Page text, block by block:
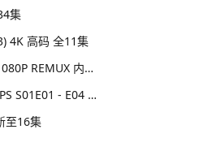
集
4K 高码 全11集
【原盘】江山美人 (2008) 1080P REMUX 内封简繁特效字幕
九门（2026）4K HDR 60FPS S01E01 - E04 DTS音轨 HiveWeb
至16集